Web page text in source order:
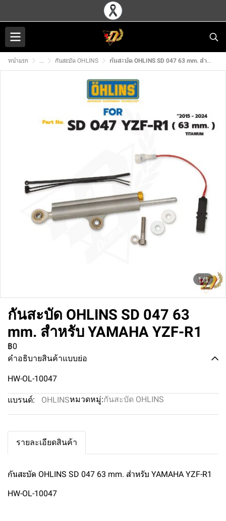
หน้าแรก ... กันสะบัด OHLINS กันสะบัด OHLINS SD 047 63 mm. สำหรับ YAMAHA YZF-R1
1/1
กันสะบัด OHLINS SD 047 63
mm. สำหรับ YAMAHA YZF-R1
฿0
คำอธิบายสินค้าแบบย่อ
HW-OL-10047
แบรนด์: OHLINSหมวดหมู่:กันสะบัด OHLINS
รายละเอียดสินค้า
กันสะบัด OHLINS SD 047 63 mm. สำหรับ YAMAHA YZF-R1
HW-OL-10047